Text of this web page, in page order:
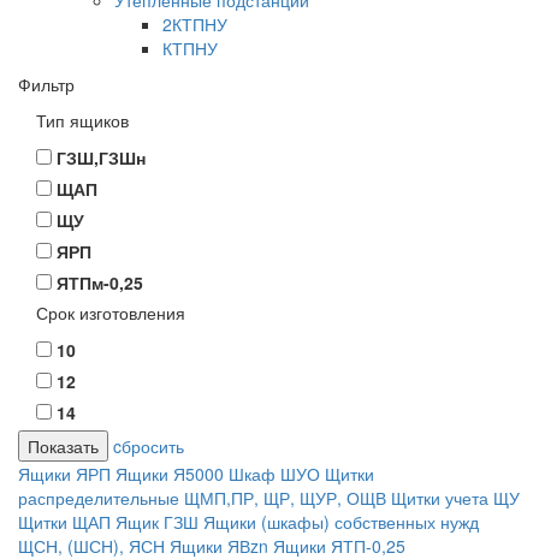
2КТПНУ
КТПНУ
Фильтр
Тип ящиков
ГЗШ,ГЗШн
ЩАП
ЩУ
ЯРП
ЯТПм-0,25
Срок изготовления
10
12
14
cбросить
Ящики ЯРП Ящики Я5000 Шкаф ШУО Щитки
распределительные ЩМП,ПР, ЩР, ЩУР, ОЩВ Щитки учета ЩУ
Щитки ЩАП Ящик ГЗШ Ящики (шкафы) собственных нужд
ЩСН, (ШСН), ЯСН Ящики ЯВzn Ящики ЯТП-0,25